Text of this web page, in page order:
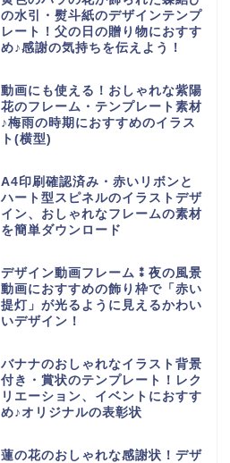
の水引・熨斗紙のデザインテンプ
レート！父の日の贈り物におすす
め♪感謝の気持ちを伝えよう！
動画にも使える！おしゃれな紫陽
花のフレーム・テンプレート素材
♪梅雨の時期におすすめのイラス
ト(横型)
A4印刷確認済み・赤いリボンと
ハート型スピネルのイラストデザ
イン、おしゃれなフレームの素材
を簡単ダウンロード
デザイン動画フレーム⁑夜の風景
動画におすすめの飾り枠で「赤い
提灯」が光るように見えるかわい
いデザイン！
バナナのおしゃれなイラスト背景
付き・賞状のテンプレート！レク
リエーション、イベントにおすす
め♪オリジナルの表彰状
蓮の花のおしゃれな感謝状！デザ